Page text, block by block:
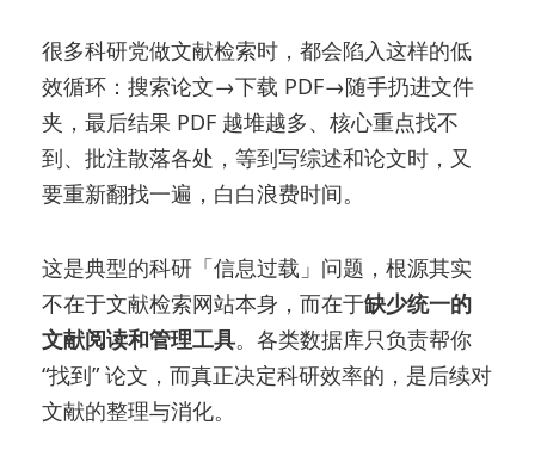
很多科研党做文献检索时，都会陷入这样的低
效循环：搜索论文→下载 PDF→随手扔进文件
夹，最后结果 PDF 越堆越多、核心重点找不
到、批注散落各处，等到写综述和论文时，又
要重新翻找一遍，白白浪费时间。
这是典型的科研「信息过载」问题，根源其实
不在于文献检索网站本身，而在于缺少统一的
文献阅读和管理工具。各类数据库只负责帮你
“找到” 论文，而真正决定科研效率的，是后续对
文献的整理与消化。